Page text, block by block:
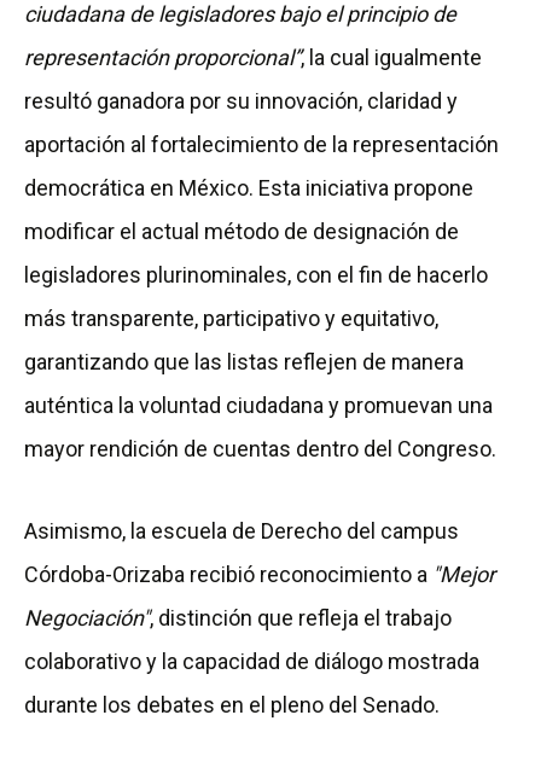
ciudadana de legisladores bajo el principio de
representación proporcional”, la cual igualmente
resultó ganadora por su innovación, claridad y
aportación al fortalecimiento de la representación
democrática en México. Esta iniciativa propone
modificar el actual método de designación de
legisladores plurinominales, con el fin de hacerlo
más transparente, participativo y equitativo,
garantizando que las listas reflejen de manera
auténtica la voluntad ciudadana y promuevan una
mayor rendición de cuentas dentro del Congreso.
Asimismo, la escuela de Derecho del campus
Córdoba-Orizaba recibió reconocimiento a "Mejor
Negociación", distinción que refleja el trabajo
colaborativo y la capacidad de diálogo mostrada
durante los debates en el pleno del Senado.